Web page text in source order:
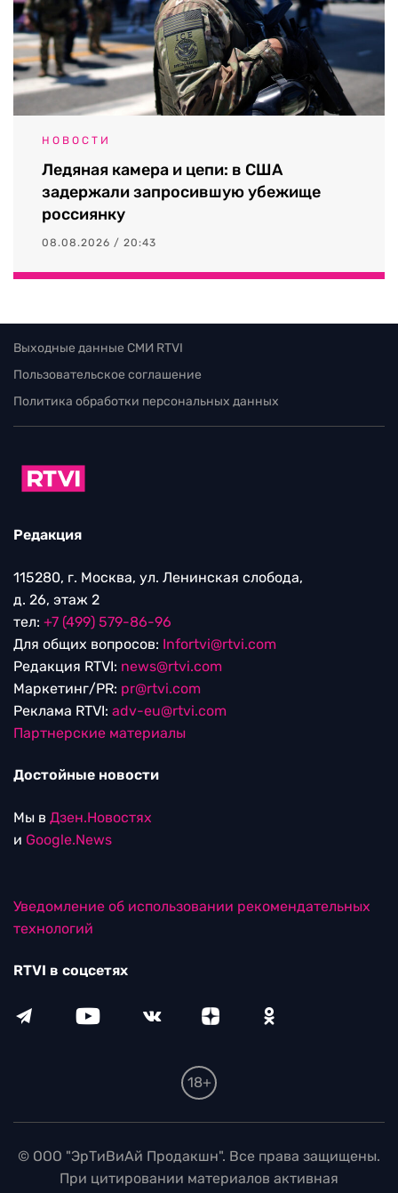
НОВОСТИ
Ледяная камера и цепи: в США
задержали запросившую убежище
россиянку
08.08.2026 / 20:43
Выходные данные СМИ RTVI
Пользовательское соглашение
Политика обработки персональных данных
Редакция
115280, г. Москва, ул. Ленинская слобода,
д. 26, этаж 2
тел: +7 (499) 579-86-96
Для общих вопросов: Infortvi@rtvi.com
Редакция RTVI: news@rtvi.com
Маркетинг/PR: pr@rtvi.com
Реклама RTVI: adv-eu@rtvi.com
Партнерские материалы
Достойные новости
Мы в Дзен.Новостях
и Google.News
Уведомление об использовании рекомендательных
технологий
RTVI в соцсетях
18+
© ООО "ЭрТиВиАй Продакшн". Все права защищены.
При цитировании материалов активная